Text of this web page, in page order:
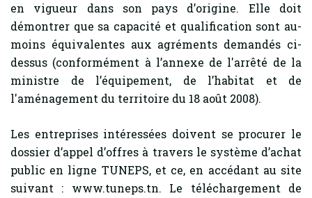
en vigueur dans son pays d’origine. Elle doit
démontrer que sa capacité et qualification sont au-
moins équivalentes aux agréments demandés ci-
dessus (conformément à l’annexe de l'arrêté de la
ministre de l’équipement, de l’habitat et de
l'aménagement du territoire du 18 août 2008).
Les entreprises intéressées doivent se procurer le
dossier d’appel d’offres à travers le système d’achat
public en ligne TUNEPS, et ce, en accédant au site
suivant : www.tuneps.tn. Le téléchargement de